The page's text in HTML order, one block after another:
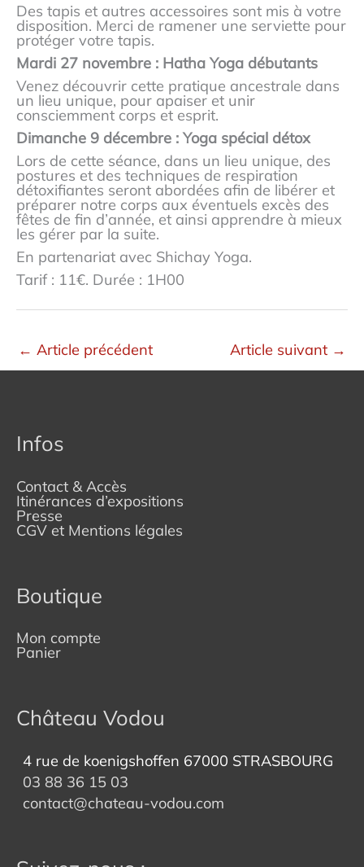
Des tapis et autres accessoires sont mis à votre
disposition. Merci de ramener une serviette pour
protéger votre tapis.
Mardi 27 novembre : Hatha Yoga débutants
Venez découvrir cette pratique ancestrale dans
un lieu unique, pour apaiser et unir
consciemment corps et esprit.
Dimanche 9 décembre : Yoga spécial détox
Lors de cette séance, dans un lieu unique, des
postures et des techniques de respiration
détoxifiantes seront abordées afin de libérer et
préparer notre corps aux éventuels excès des
fêtes de fin d’année, et ainsi apprendre à mieux
les gérer par la suite.
En partenariat avec Shichay Yoga.
Tarif : 11€. Durée : 1H00
← Article précédent Article suivant →
Infos
Contact & Accès
Itinérances d’expositions
Presse
CGV et Mentions légales
Boutique
Mon compte
Panier
Château Vodou
4 rue de koenigshoffen 67000 STRASBOURG
03 88 36 15 03
contact@chateau-vodou.com